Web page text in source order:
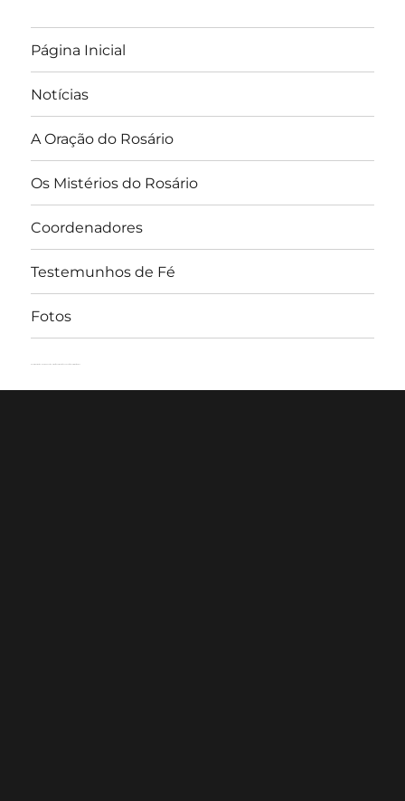
Página Inicial
Notícias
A Oração do Rosário
Os Mistérios do Rosário
Coordenadores
Testemunhos de Fé
Fotos